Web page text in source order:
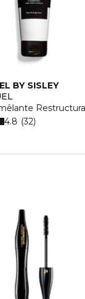
BY SISLEY
4.8 32